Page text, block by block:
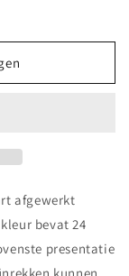
afgewerkt
bevat 24
presentatie